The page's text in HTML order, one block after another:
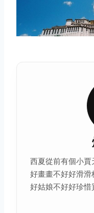
西夏從前有個小
好畫畫不好好滑
好姑娘不好好珍